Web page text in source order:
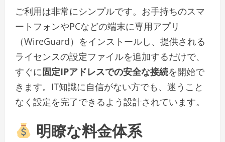
ご利用は非常にシンプルです。お手持ちのスマ
ートフォンやPCなどの端末に専用アプリ
（WireGuard）をインストールし、提供される
ライセンスの設定ファイルを追加するだけで、
すぐに固定IPアドレスでの安全な接続を開始で
きます。IT知識に自信がない方でも、迷うこと
なく設定を完了できるよう設計されています。
明瞭な料金体系